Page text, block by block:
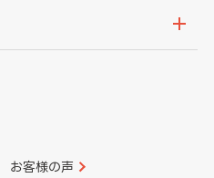
愛媛県
宮崎県
お客様の声